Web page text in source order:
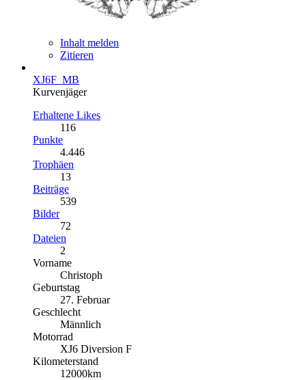
Inhalt melden
Zitieren
XJ6F_MB
Kurvenjäger
Erhaltene Likes
116
Punkte
4.446
Trophäen
13
Beiträge
539
Bilder
72
Dateien
2
Vorname
Christoph
Geburtstag
27. Februar
Geschlecht
Männlich
Motorrad
XJ6 Diversion F
Kilometerstand
12000km